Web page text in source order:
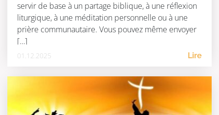
servir de base à un partage biblique, à une réflexion
liturgique, à une méditation personnelle ou à une
prière communautaire. Vous pouvez même envoyer
[…]
01.12.2025 Lire